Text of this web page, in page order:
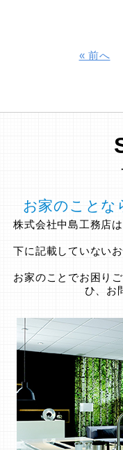
« 前へ
お家のことな
株式会社中島工務店
下に記載していない
お家のことでお困り
ひ、お